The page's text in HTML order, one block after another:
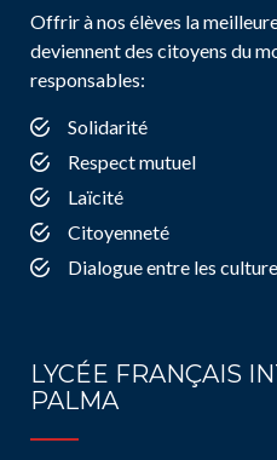
Offrir à nos élèves la
deviennent des citoyens du
responsables:
Solidarité
Respect mutuel
Laïcité
Citoyenneté
Dialogue entre les
LYCÉE FRANÇAIS
PALMA